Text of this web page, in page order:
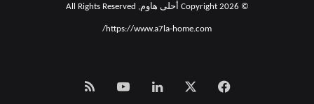
© Copyright 2026 أحلى هاوم, All Rights Reserved
https://www.a7la-home.com/
فيسبوك لينكدإن‫YouTube
Smart